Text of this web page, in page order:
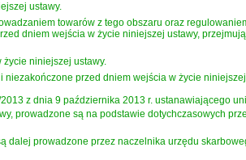
ustawy.
towarów z tego obszaru oraz
dniem wejścia w życie niniejszej ustawy,
niniejszej ustawy.
niezakończone przed dniem wejścia w życie
z dnia 9 października 2013 r. ustanawiającego
prowadzone są na podstawie dotychczasowych
dalej prowadzone przez naczelnika urzędu